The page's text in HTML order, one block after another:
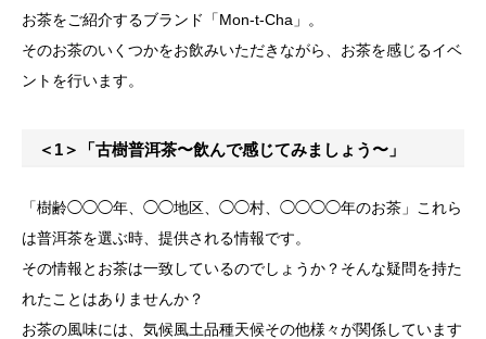
お茶をご紹介するブランド「Mon-t-Cha」。
そのお茶のいくつかをお飲みいただきながら、お茶を感じるイベ
ントを行います。
＜1＞「古樹普洱茶〜飲んで感じてみましょう〜」
「樹齢◯◯◯年、◯◯地区、◯◯村、◯◯◯◯年のお茶」これら
は普洱茶を選ぶ時、提供される情報です。
その情報とお茶は一致しているのでしょうか？そんな疑問を持た
れたことはありませんか？
お茶の風味には、気候風土品種天候その他様々が関係しています